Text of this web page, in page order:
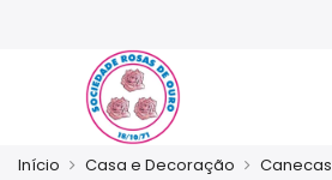
Início Casa e Decoração Canecas